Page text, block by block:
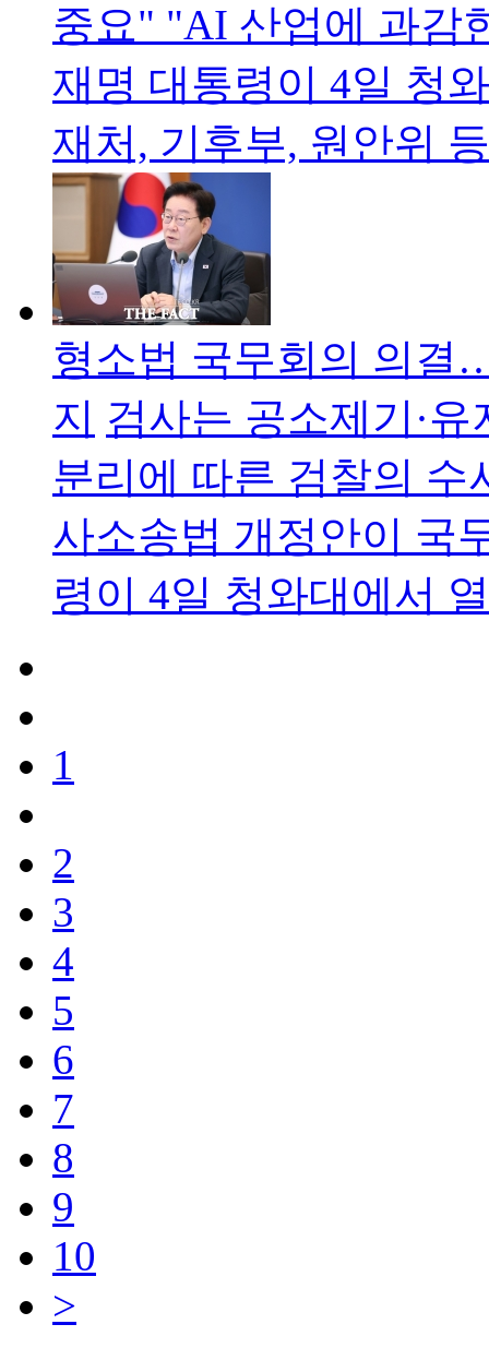
중요" "AI 산업에 과감
재명 대통령이 4일 청
재처, 기후부, 원안위
형소법 국무회의 의결
지 검사는 공소제기·
분리에 따른 검찰의 수
사소송법 개정안이 국
령이 4일 청와대에서
1
2
3
4
5
6
7
8
9
10
>